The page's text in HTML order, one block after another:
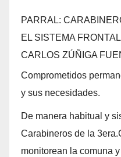
PARRAL:
EL SISTEMA
CARLOS ZÚÑIGA
Comprometidos
y sus necesidades.
De manera habitual y
Carabineros de la
monitorean la comuna